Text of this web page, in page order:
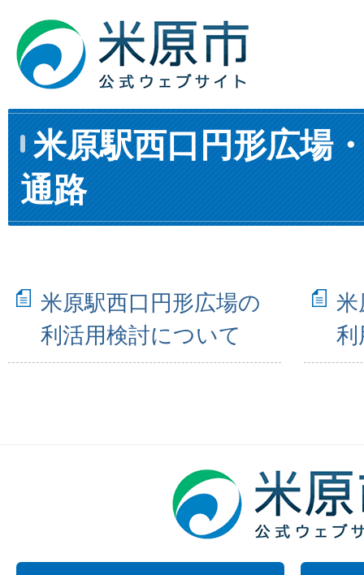
米原駅西口円形広場
通路
米原駅西口円形広場の
利活用検討について
米
利